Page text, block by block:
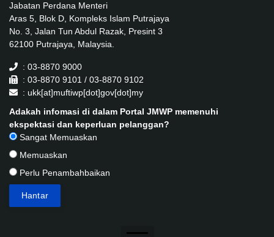
Jabatan Perdana Menteri
Aras 5, Blok D, Kompleks Islam Putrajaya
No. 3, Jalan Tun Abdul Razak, Presint 3
62100 Putrajaya, Malaysia.
: 03-8870 9000
: 03-8870 9101 / 03-8870 9102
: ukk[at]muftiwp[dot]gov[dot]my
Adakah infomasi di dalam Portal JMWP memenuhi
ekspektasi dan keperluan pelanggan?
Sangat Memuaskan
Memuaskan
Perlu Penambahbaikan